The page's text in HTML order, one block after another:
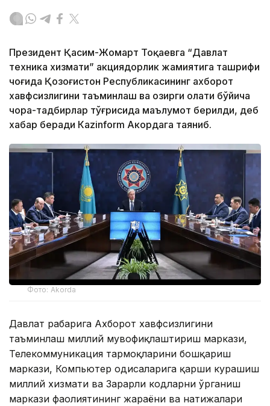
Президент Қасим-Жомарт Тоқаевга “Давлат
техника хизмати” акциядорлик жамиятига ташрифи
чоғида Қозоғистон Республикасининг ахборот
хавфсизлигини таъминлаш ва ҳозирги ҳолати бўйича
чора-тадбирлар тўғрисида маълумот берилди, деб
хабар беради Каzinform Акордага таяниб.
Фото: Akorda
Давлат раҳбарига Ахборот хавфсизлигини
таъминлаш миллий мувофиқлаштириш маркази,
Телекоммуникация тармоқларини бошқариш
маркази, Компьютер ҳодисаларига қарши курашиш
миллий хизмати ва Зарарли кодларни ўрганиш
маркази фаолиятининг жараёни ва натижалари